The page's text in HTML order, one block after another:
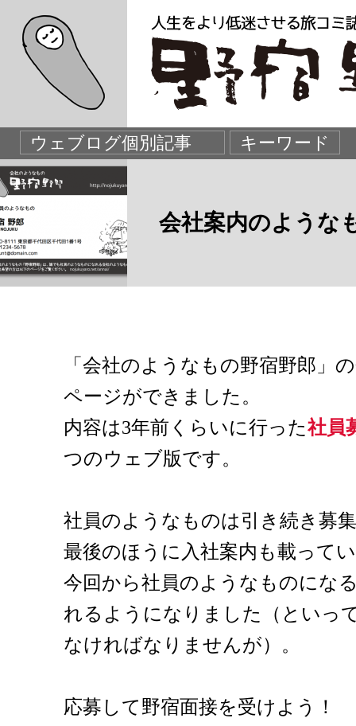
会社案内のような
「会社のようなもの野宿野郎」
ページができました。
内容は3年前くらいに行った社員
つのウェブ版です。
社員のようなものは引き続き募
最後のほうに入社案内も載って
今回から社員のようなものにな
れるようになりました（といっ
なければなりませんが）。
応募して野宿面接を受けよう！